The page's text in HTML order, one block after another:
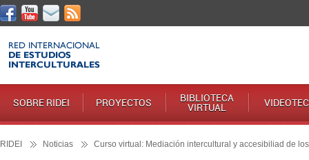
SOBRE RIDEI PROYECTOS BIBLIOTECA
VIRTUAL
RIDEI Noticias Curso virtual: Mediación intercultural y accesibiliad de